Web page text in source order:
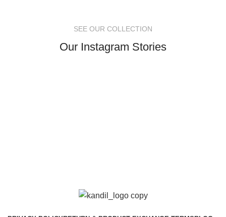
SEE OUR COLLECTION
Our Instagram Stories